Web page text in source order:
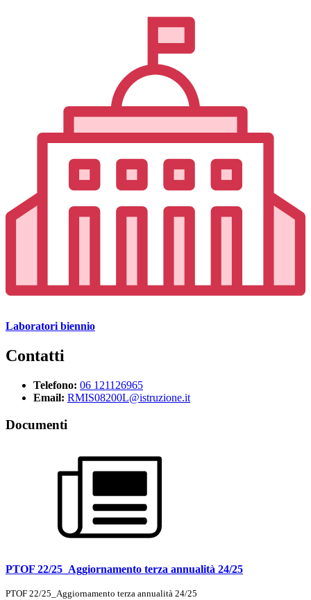
Laboratori biennio
Contatti
Telefono: 06 121126965
Email: RMIS08200L@istruzione.it
Documenti
PTOF 22/25_Aggiornamento terza annualità 24/25
PTOF 22/25_Aggiornamento terza annualità 24/25